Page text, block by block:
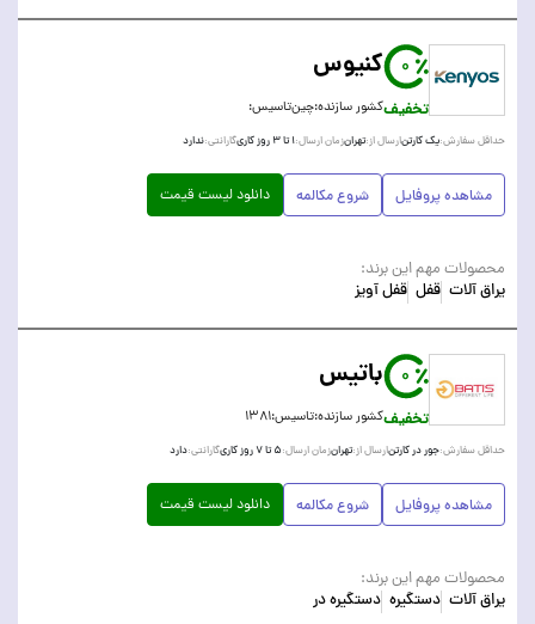
0
تخفیف
کنیوس
کشور سازنده:چینتاسیس:
حداقل سفارش:یک کارتنارسال از:تهرانزمان ارسال:۱ تا ۳ روز کاری گارانتی:ندارد
مشاهده پروفایل شروع مکالمه دانلود لیست قیمت
محصولات مهم این برند:
یراق آلات قفل قفل آویز
0
تخفیف
باتیس
کشور سازنده:تاسیس:۱۳۸۱
حداقل سفارش:جور در کارتنارسال از:تهرانزمان ارسال:۵ تا ۷ روز کاری گارانتی:دارد
مشاهده پروفایل شروع مکالمه دانلود لیست قیمت
محصولات مهم این برند:
یراق آلات دستگیره دستگیره در